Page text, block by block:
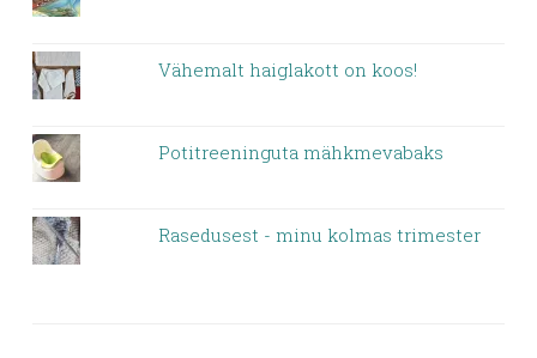
Vähemalt haiglakott on koos!
Potitreeninguta mähkmevabaks
Rasedusest - minu kolmas trimester